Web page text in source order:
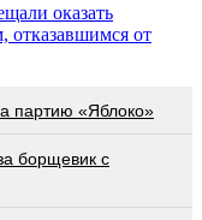
оказать
от
партию «Яблоко»
борщевик с